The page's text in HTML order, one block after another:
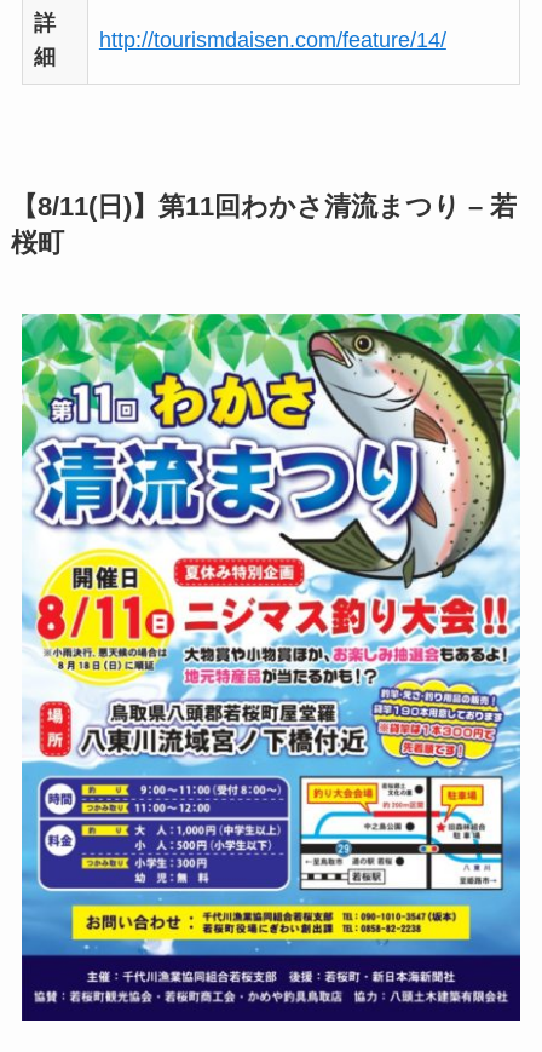
詳
細
http://tourismdaisen.com/feature/14/
【8/11(日)】 第11回わかさ清流まつり – 若
桜町